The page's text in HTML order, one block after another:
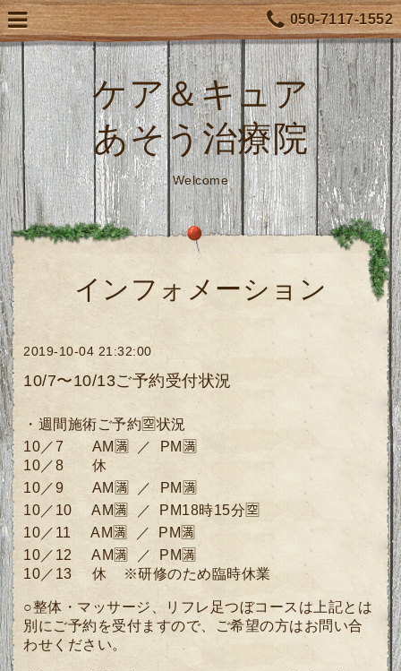
050-7117-1552
ケア＆キュア
あそう治療院
Welcome
インフォメーション
2019-10-04 21:32:00
10/7〜10/13ご予約受付状況
・週間施術ご予約🈳状況
10／7AM🈵 ／ PM🈵
10／8 休
10／9 AM🈵 ／ PM🈵
10／10 AM🈵 ／ PM18時15分🈳
10／11 AM🈵 ／ PM🈵
10／12 AM🈵 ／ PM🈵
10／13 休 ※研修のため臨時休業
○整体・マッサージ、リフレ足つぼコースは上記とは
別にご予約を受付ますので、ご希望の方はお問い合
わせください。